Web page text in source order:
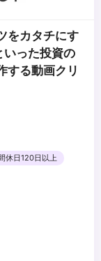
をカタチにす
った投資の
する動画クリ
休日120日以上